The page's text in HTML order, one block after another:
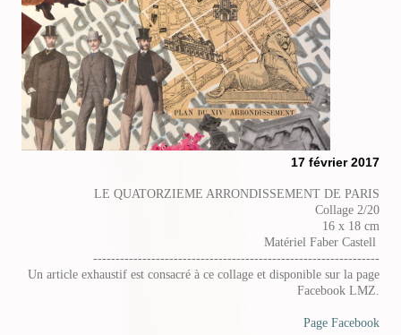
17 février 2017
LE QUATORZIEME ARRONDISSEMENT DE PARIS
Collage 2/20
16 x 18 cm
Matériel Faber Castell
----------------------------------------------------------------
Un article exhaustif est consacré à ce collage et disponible sur la page
Facebook LMZ.
Page Facebook